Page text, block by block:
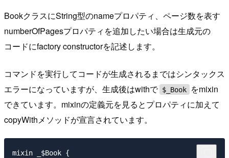
BookクラスにString型のnameプロパティ、ページ数を表す
numberOfPagesプロパティを追加したい場合は生成元の
コードにfactory constructorを記述します。
コマンドを実行してコードが生成されるまではシンタックス
エラーになっていますが、生成後はwithで $_Book
をmixin
できています。mixinの定義元を見るとプロパティに加えて
copyWithメソッドが宣言されています。
mixin _$Book {